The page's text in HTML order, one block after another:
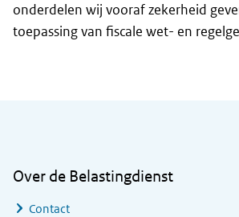
onderdelen wij vooraf zekerheid
toepassing van fiscale wet- en
Over de Belastingdienst
Contact